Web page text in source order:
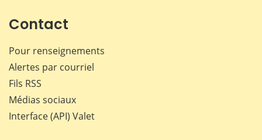
Contact
Pour renseignements
Alertes par courriel
Fils RSS
Médias sociaux
Interface (API) Valet